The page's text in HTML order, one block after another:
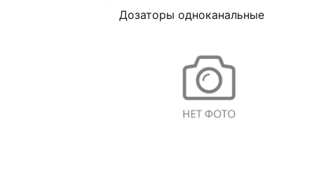
Дозаторы одноканальные